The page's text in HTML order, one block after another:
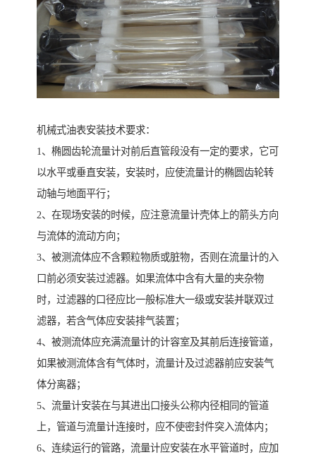
机械式油表安装技术要求：
1、椭圆齿轮流量计对前后直管段没有一定的要求，它可
以水平或垂直安装，安装时，应使流量计的椭圆齿轮转
动轴与地面平行；
2、在现场安装的时候，应注意流量计壳体上的箭头方向
与流体的流动方向；
3、被测流体应不含颗粒物质或脏物，否则在流量计的入
口前必须安装过滤器。如果流体中含有大量的夹杂物
时，过滤器的口径应比一般标准大一级或安装并联双过
滤器，若含气体应安装排气装置；
4、被测流体应充满流量计的计容室及其前后连接管道，
如果被测流体含有气体时，流量计及过滤器前应安装气
体分离器；
5、流量计安装在与其进出口接头公称内径相同的管道
上，管道与流量计连接时，应不使密封件突入流体内；
6、连续运行的管路，流量计应安装在水平管道时，应加